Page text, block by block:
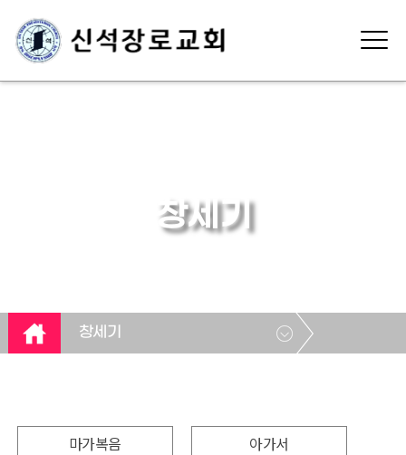
창세기
창세기
마가복음 아가서